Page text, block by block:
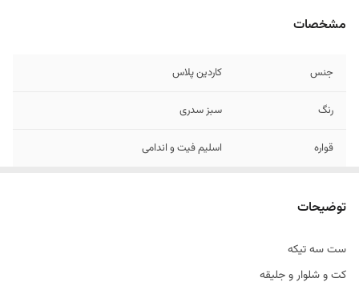
مشخصات
جنس کاردین پلاس
رنگ سبز سدری
قواره اسلیم فیت و اندامی
توضیحات
ست سه تیکه
کت و شلوار و جلیقه